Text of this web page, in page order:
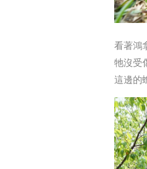
看著鴻
牠沒受
這邊的